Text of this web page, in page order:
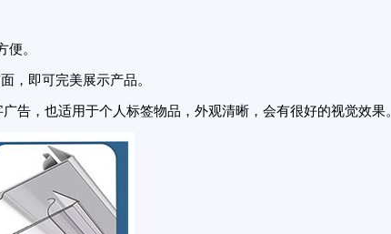
。
，即可完美展示产品。
告，也适用于个人标签物品，外观清晰，会有很好的视觉效果。